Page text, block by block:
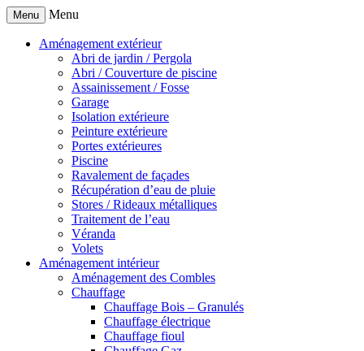
Menu Menu
Aménagement extérieur
Abri de jardin / Pergola
Abri / Couverture de piscine
Assainissement / Fosse
Garage
Isolation extérieure
Peinture extérieure
Portes extérieures
Piscine
Ravalement de façades
Récupération d’eau de pluie
Stores / Rideaux métalliques
Traitement de l’eau
Véranda
Volets
Aménagement intérieur
Aménagement des Combles
Chauffage
Chauffage Bois – Granulés
Chauffage électrique
Chauffage fioul